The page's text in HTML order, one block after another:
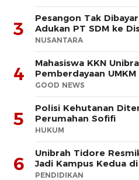
3
Pesangon Tak
Adukan PT SDM
NUSANTARA
4
Mahasiswa KKN
Pemberdayaan
GOOD NEWS
5
Polisi Kehutanan
Perumahan Sofifi
HUKUM
6
Unibrah Tidore
Jadi Kampus Kedua
PENDIDIKAN